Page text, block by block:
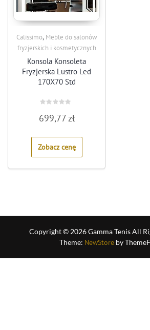
Calissimo, Meble do salonów
fryzjerskich i kosmetycznych
Konsola Konsoleta
Fryzjerska Lustro Led
170X70 Std
0
out
5
699,77zł
Zobacz cenę
Copyright © 2026 Gamma Tenis All
Theme: NewStore by